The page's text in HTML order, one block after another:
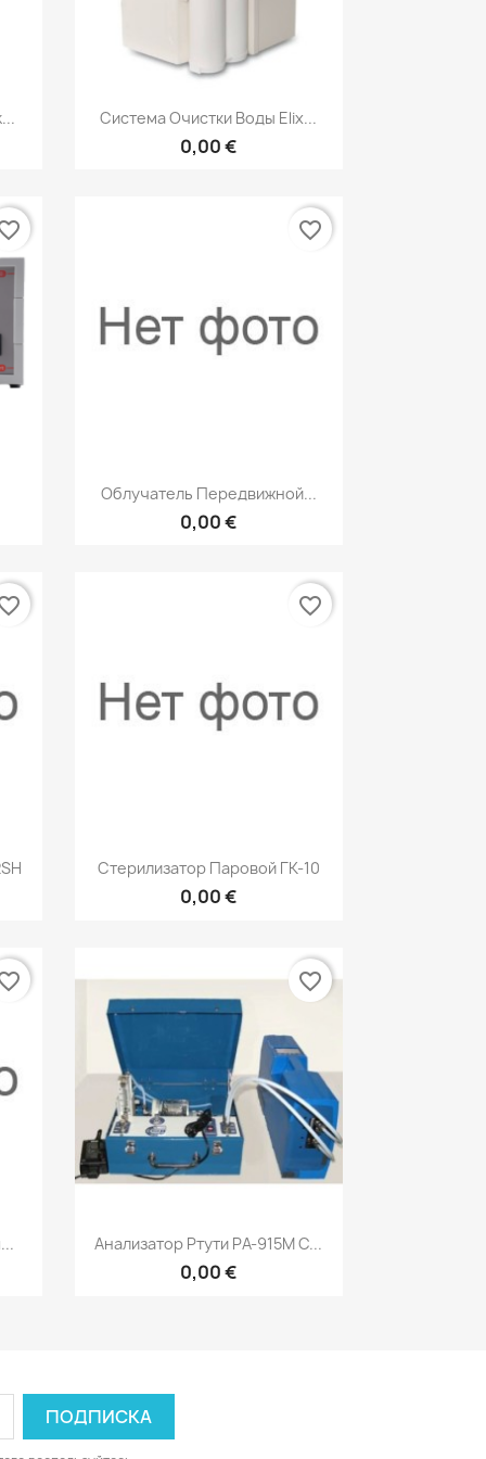
Быстрый просмотр
Система Очистки Воды Elix...
0,00 €
Быстрый просмотр
Облучатель Передвижной...
0,00 €
favorite_border
Быстрый просмотр
Стерилизатор Паровой ГК-10
0,00 €
favorite_border
Быстрый просмотр
Анализатор Ртути РА-915М С...
0,00 €
favorite_border